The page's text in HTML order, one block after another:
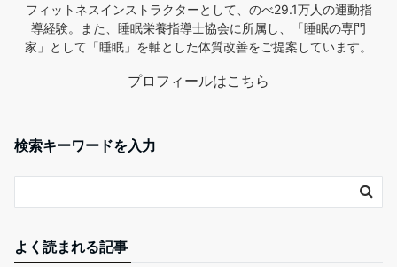
フィットネスインストラクターとして、のべ29.1万人の運動指
導経験。また、睡眠栄養指導士協会に所属し、「睡眠の専門
家」として「睡眠」を軸とした体質改善をご提案しています。
プロフィールはこちら
検索キーワードを入力
よく読まれる記事